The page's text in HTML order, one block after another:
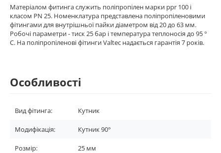
Матеріалом фитинга служить поліпропілен марки ppr 100 і
класом PN 25. Номенклатура представлена поліпропіленовими
фітингами для внутрішньої пайки діаметром від 20 до 63 мм.
Робочі параметри - тиск 25 бар і температура теплоносія до 95 °
С. На поліпропіленові фітинги Valtec надається гарантія 7 років.
Особливості
Вид фітинга: Кутник
Модифікація: Кутник 90°
Розмір: 25 мм